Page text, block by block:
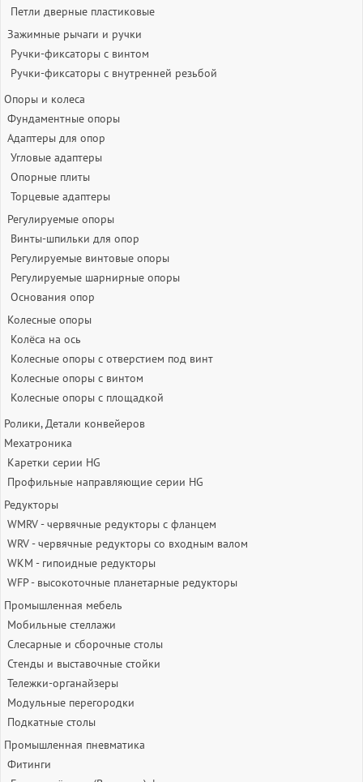
Петли дверные пластиковые
Зажимные рычаги и ручки
Ручки-фиксаторы c винтом
Ручки-фиксаторы c внутренней резьбой
Опоры и колеса
Фундаментные опоры
Адаптеры для опор
Угловые адаптеры
Опорные плиты
Торцевые адаптеры
Регулируемые опоры
Винты-шпильки для опор
Регулируемые винтовые опоры
Регулируемые шарнирные опоры
Основания опор
Колесные опоры
Колёса на ось
Колесные опоры с отверстием под винт
Колесные опоры с винтом
Колесные опоры с площадкой
Ролики, Детали конвейеров
Мехатроника
Каретки серии HG
Профильные направляющие серии HG
Редукторы
WMRV - червячные редукторы с фланцем
WRV - червячные редукторы со входным валом
WKM - гипоидные редукторы
WFP - высокоточные планетарные редукторы
Промышленная мебель
Мобильные стеллажи
Слесарные и сборочные столы
Стенды и выставочные стойки
Тележки-органайзеры
Модульные перегородки
Подкатные столы
Промышленная пневматика
Фитинги